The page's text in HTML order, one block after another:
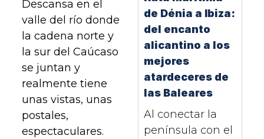
Descansa en el
valle del río donde
la cadena norte y
la sur del Caúcaso
se juntan y
realmente tiene
unas vistas, unas
postales,
espectaculares.
de Dénia a Ibiza:
del encanto
alicantino a los
mejores
atardeceres de
las Baleares
Al conectar la
península con el